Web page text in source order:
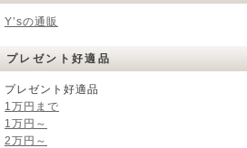
Y’sの通販
プレゼント好適品
プレゼント好適品
1万円まで
1万円～
2万円～